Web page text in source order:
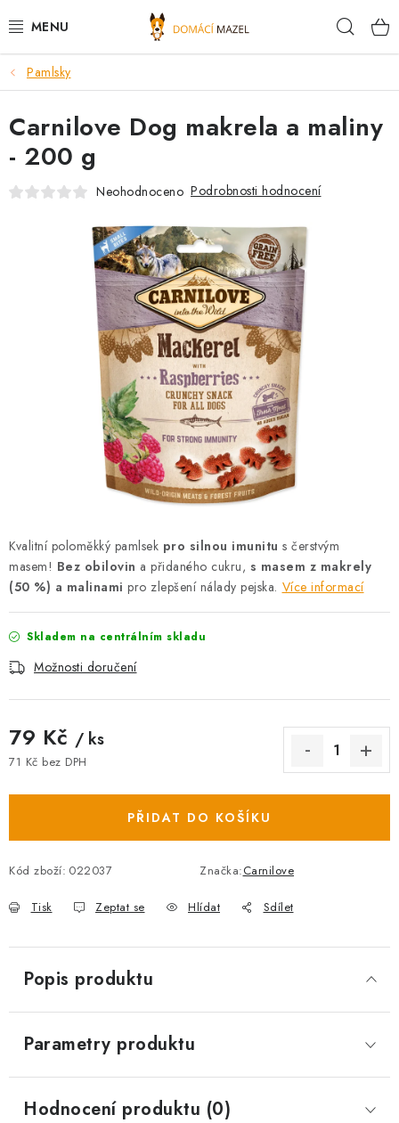
na
DOPORUČUJEME
VÝPRODEJ SKLADU
PSI
PRO CHOVATELE
HODNOCENÍ OBCHODU
DOPRAVA PO OSTRAVĚ, HLUČÍNĚ A OKOLÍ
Kontakt Možnosti dopravy
Hodnocení obchodu
Obchodní podmínky
Pamlsky
Kvalitní poloměkký pamlsek pro silnou imunitu s čerstvým
masem! Bez obilovin a přidaného cukru, s masem z makrely
(50 %) a malinami pro zlepšení nálady pejska. Více informací
Skladem na centrálním skladu
Možnosti doručení
79 Kč / ks
71 Kč bez DPH
PŘIDAT DO KOŠÍKU
Kód zboží: 022037 Značka:Carnilove
Tisk Zeptat se Hlídat Sdílet
Carnilove Dog makrela a maliny
- 200 g
Neohodnoceno Podrobnosti hodnocení
Popis produktu
Parametry produktu
Hodnocení produktu (0)